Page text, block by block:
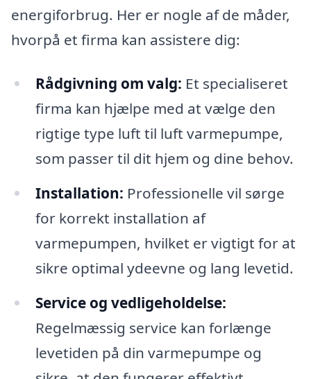
energiforbrug. Her er nogle af de måder,
hvorpå et firma kan assistere dig:
Rådgivning om valg: Et specialiseret
firma kan hjælpe med at vælge den
rigtige type luft til luft varmepumpe,
som passer til dit hjem og dine behov.
Installation: Professionelle vil sørge
for korrekt installation af
varmepumpen, hvilket er vigtigt for at
sikre optimal ydeevne og lang levetid.
Service og vedligeholdelse:
Regelmæssig service kan forlænge
levetiden på din varmepumpe og